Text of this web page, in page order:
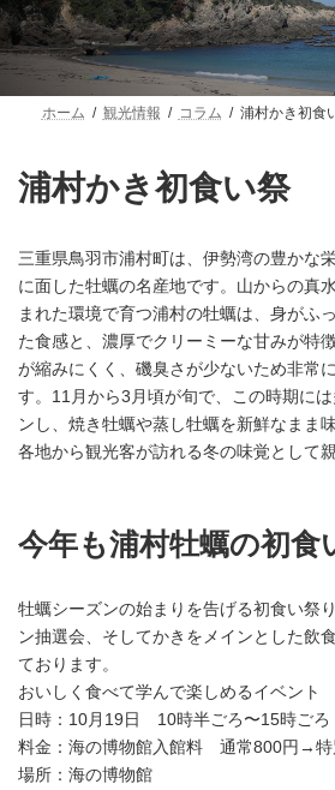
ホーム 観光情報 コラム 浦村かき初食
浦村かき初食い祭
三重県鳥羽市浦村町は、伊勢湾の豊かな
に面した牡蠣の名産地です。山からの真
まれた環境で育つ浦村の牡蠣は、身がふ
た食感と、濃厚でクリーミーな甘みが特
が縮みにくく、磯臭さが少ないため非常
す。11月から3月頃が旬で、この時期に
ンし、焼き牡蠣や蒸し牡蠣を新鮮なまま
各地から観光客が訪れる冬の味覚として
今年も浦村牡蠣の初食
牡蠣シーズンの始まりを告げる初食い祭
ン抽選会、そしてかきをメインとした飲
ております。
おいしく食べて学んで楽しめるイベント
日時：10月19日 10時半ごろ〜15時ごろ
料金：海の博物館入館料 通常800円→特
場所：海の博物館